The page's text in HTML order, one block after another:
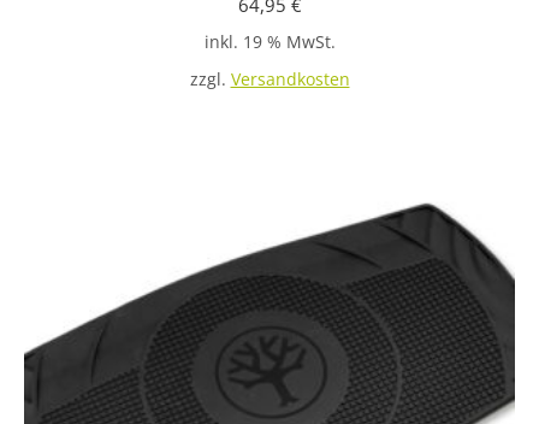
inkl. 19 % MwSt.
zzgl. Versandkosten